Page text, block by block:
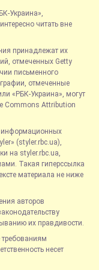
Украина»,
читать вне
принадлежат их
отмеченных Getty
письменного
отмеченные
«РБК-Украина», могут
Commons Attribution
информационных
(styler.rbc.ua),
на styler.rbc.ua,
Такая гиперссылка
материала не ниже
авторов
их правдивости.
требованиям
несет